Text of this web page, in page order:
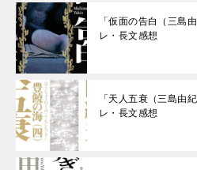
「仮面の告白（三島
レ・長文感想
「天人五衰（三島由
レ・長文感想